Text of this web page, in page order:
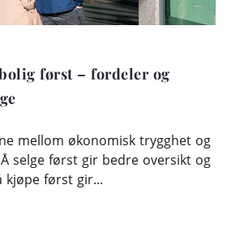
først – fordeler og
mellom økonomisk trygghet og
selge først gir bedre oversikt og
kjøpe først gir...